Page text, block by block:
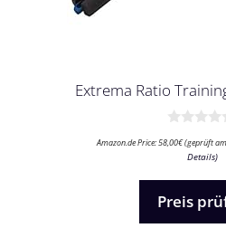
Extrema Ratio
v
Amazon.de Price:58,00€(geprüft am
Details)
Preis